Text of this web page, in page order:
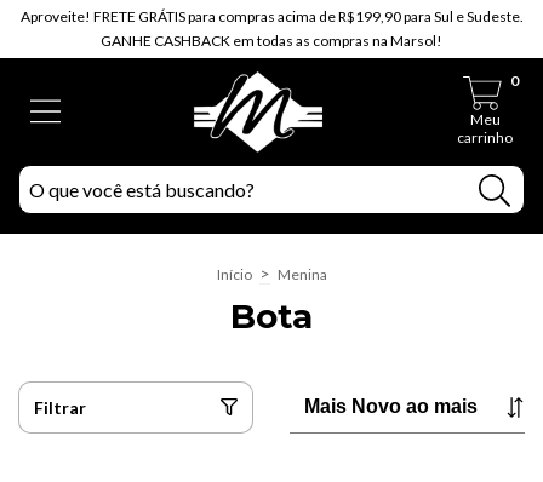
Aproveite! FRETE GRÁTIS para compras acima de R$199,90 para Sul e Sudeste.
GANHE CASHBACK em todas as compras na Marsol!
Meu
carrinho
0
Início > Menina
Bota
Filtrar